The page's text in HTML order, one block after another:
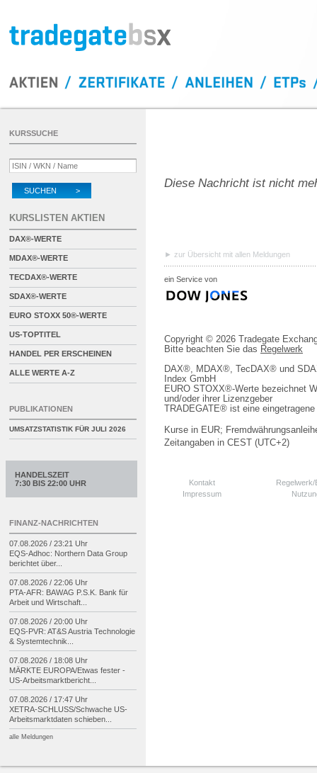
Diese Nachricht ist nicht
zur Übersicht mit allen Meldungen
ein Service von
Copyright © 2026 Tradegate
Bitte beachten Sie das Regelwerk
DAX®, MDAX®, TecDAX® und
Index GmbH
EURO STOXX®-Werte bezeichnet
und/oder ihrer Lizenzgeber
TRADEGATE® ist eine
Kurse in EUR;
Zeitangaben in CEST (UTC+2)
Kontakt
Impressum
KURSSUCHE
SUCHEN >
KURSLISTEN AKTIEN
DAX®-WERTE
MDAX®-WERTE
TECDAX®-WERTE
SDAX®-WERTE
EURO STOXX 50®-WERTE
US-TOPTITEL
HANDEL PER ERSCHEINEN
ALLE WERTE A-Z
PUBLIKATIONEN
UMSATZSTATISTIK FÜR JULI 2026
HANDELSZEIT
7:30 BIS 22:00 UHR
FINANZ-NACHRICHTEN
07.08.2026 / 23:21 Uhr
EQS-Adhoc: Northern Data Group
berichtet über...
07.08.2026 / 22:06 Uhr
PTA-AFR: BAWAG P.S.K. Bank für
Arbeit und Wirtschaft...
07.08.2026 / 20:00 Uhr
EQS-PVR: AT&S Austria Technologie
& Systemtechnik...
07.08.2026 / 18:08 Uhr
MÄRKTE EUROPA/Etwas fester -
US-Arbeitsmarktbericht...
07.08.2026 / 17:47 Uhr
XETRA-SCHLUSS/Schwache US-
Arbeitsmarktdaten schieben...
alle Meldungen